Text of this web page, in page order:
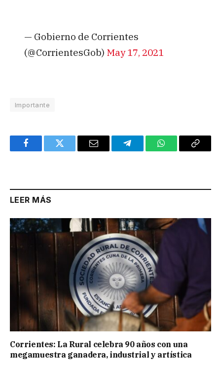
— Gobierno de Corrientes
(@CorrientesGob) May 17, 2021
Importante
FacebookTwitter Email TelegramWhatsAppCopy
LEER MÁS
Corrientes: La Rural celebra 90 años con una
megamuestra ganadera, industrial y artística